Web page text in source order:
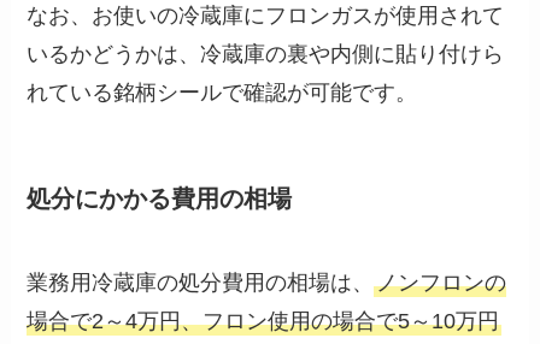
なお、お使いの冷蔵庫にフロンガスが使用されて
いるかどうかは、冷蔵庫の裏や内側に貼り付けら
れている銘柄シールで確認が可能です。
処分にかかる費用の相場
業務用冷蔵庫の処分費用の相場は、ノンフロンの
場合で2～4万円、フロン使用の場合で5～10万円